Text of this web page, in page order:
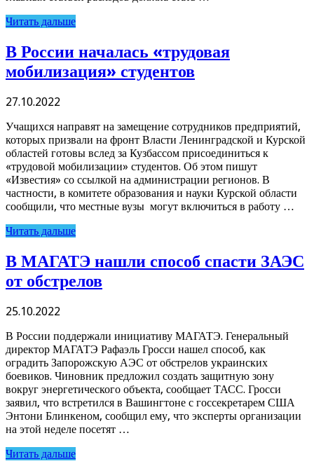
Читать дальше
В России началась «трудовая
мобилизация» студентов
27.10.2022
Учащихся направят на замещение сотрудников предприятий,
которых призвали на фронт Власти Ленинградской и Курской
областей готовы вслед за Кузбассом присоединиться к
«трудовой мобилизации» студентов. Об этом пишут
«Известия» со ссылкой на администрации регионов. В
частности, в комитете образования и науки Курской области
сообщили, что местные вузы могут включиться в работу …
Читать дальше
В МАГАТЭ нашли способ спасти ЗАЭС
от обстрелов
25.10.2022
В России поддержали инициативу МАГАТЭ. Генеральный
директор МАГАТЭ Рафаэль Гросси нашел способ, как
оградить Запорожскую АЭС от обстрелов украинских
боевиков. Чиновник предложил создать защитную зону
вокруг энергетического объекта, сообщает ТАСС. Гросси
заявил, что встретился в Вашингтоне с госсекретарем США
Энтони Блинкеном, сообщил ему, что эксперты организации
на этой неделе посетят …
Читать дальше